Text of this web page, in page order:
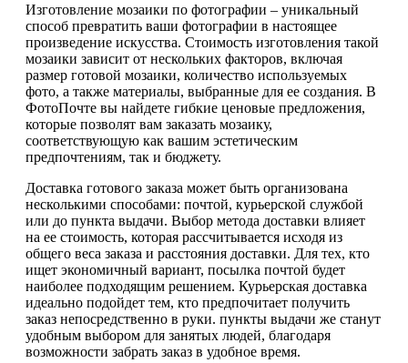
Изготовление мозаики по фотографии – уникальный
способ превратить ваши фотографии в настоящее
произведение искусства. Стоимость изготовления такой
мозаики зависит от нескольких факторов, включая
размер готовой мозаики, количество используемых
фото, а также материалы, выбранные для ее создания. В
ФотоПочте вы найдете гибкие ценовые предложения,
которые позволят вам заказать мозаику,
соответствующую как вашим эстетическим
предпочтениям, так и бюджету.
Доставка готового заказа может быть организована
несколькими способами: почтой, курьерской службой
или до пункта выдачи. Выбор метода доставки влияет
на ее стоимость, которая рассчитывается исходя из
общего веса заказа и расстояния доставки. Для тех, кто
ищет экономичный вариант, посылка почтой будет
наиболее подходящим решением. Курьерская доставка
идеально подойдет тем, кто предпочитает получить
заказ непосредственно в руки. пункты выдачи же станут
удобным выбором для занятых людей, благодаря
возможности забрать заказ в удобное время.